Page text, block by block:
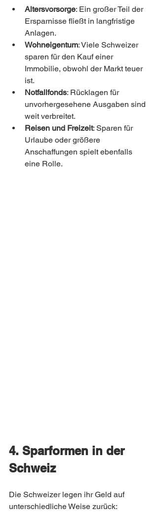
Altersvorsorge: Ein großer Teil der
Ersparnisse fließt in langfristige
Anlagen.
Wohneigentum: Viele Schweizer
sparen für den Kauf einer
Immobilie, obwohl der Markt teuer
ist.
Notfallfonds: Rücklagen für
unvorhergesehene Ausgaben sind
weit verbreitet.
Reisen und Freizeit: Sparen für
Urlaube oder größere
Anschaffungen spielt ebenfalls
eine Rolle.
4. Sparformen in der
Schweiz
Die Schweizer legen ihr Geld auf
unterschiedliche Weise zurück: